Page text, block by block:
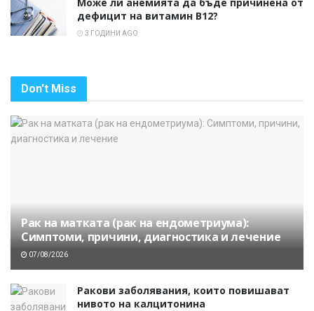
дефицит на витамин B12?
3 ГОДИНИ AGO
Don't Miss
Рак на матката (рак на ендометриума):
Симптоми, причини, диагностика и лечение
07/08/2026
Ракови заболявания, които повишават
нивото на калцитонина